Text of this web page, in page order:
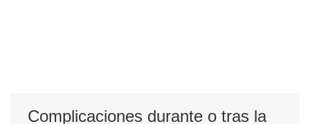
Complicaciones durante o tras la